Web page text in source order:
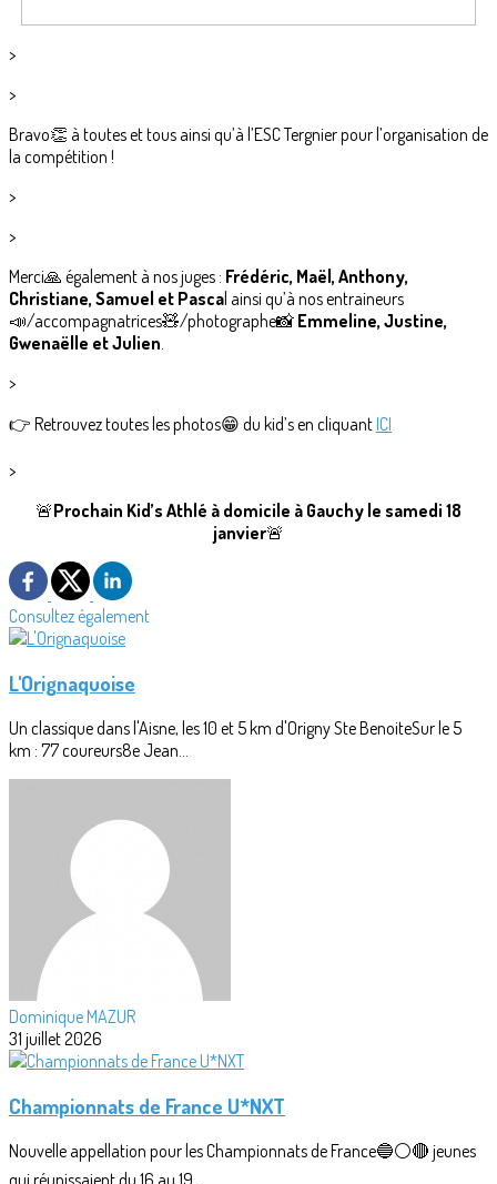
>
>
Bravo👏 à toutes et tous ainsi qu’à l’ESC Tergnier pour l’organisation de
la compétition !
>
>
Merci🙏 également à nos juges : Frédéric, Maël, Anthony,
Christiane, Samuel et Pascal ainsi qu’à nos entraineurs
📣/accompagnatrices🧸/photographe📸 Emmeline, Justine,
Gwenaëlle et Julien.
>
👉 Retrouvez toutes les photos😁 du kid’s en cliquant ICI
>
🚨Prochain Kid’s Athlé à domicile à Gauchy le samedi 18
janvier🚨
Consultez également
L'Orignaquoise
Un classique dans l'Aisne, les 10 et 5 km d'Origny Ste BenoiteSur le 5
km : 77 coureurs8e Jean...
Dominique MAZUR
31 juillet 2026
Championnats de France U*NXT
Nouvelle appellation pour les Championnats de France🔵⚪🔴 jeunes